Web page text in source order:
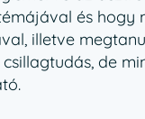
és hogy
illetve
de